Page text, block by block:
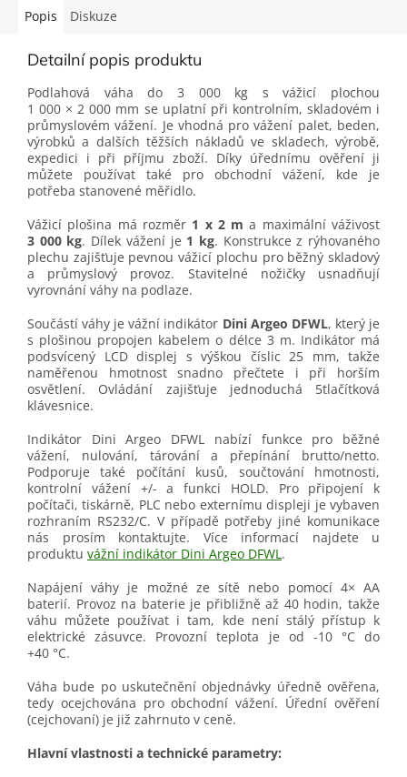
Popis Diskuze
Detailní popis produktu
Podlahová váha do 3 000 kg s vážicí plochou
1 000 × 2 000 mm se uplatní při kontrolním, skladovém i
průmyslovém vážení. Je vhodná pro vážení palet, beden,
výrobků a dalších těžších nákladů ve skladech, výrobě,
expedici i při příjmu zboží. Díky úřednímu ověření ji
můžete používat také pro obchodní vážení, kde je
potřeba stanovené měřidlo.
Vážicí plošina má rozměr 1 x 2 m a maximální váživost
3 000 kg. Dílek vážení je 1 kg. Konstrukce z rýhovaného
plechu zajišťuje pevnou vážicí plochu pro běžný skladový
a průmyslový provoz. Stavitelné nožičky usnadňují
vyrovnání váhy na podlaze.
Součástí váhy je vážní indikátor Dini Argeo DFWL, který je
s plošinou propojen kabelem o délce 3 m. Indikátor má
podsvícený LCD displej s výškou číslic 25 mm, takže
naměřenou hmotnost snadno přečtete i při horším
osvětlení. Ovládání zajišťuje jednoduchá 5tlačítková
klávesnice.
Indikátor Dini Argeo DFWL nabízí funkce pro běžné
vážení, nulování, tárování a přepínání brutto/netto.
Podporuje také počítání kusů, součtování hmotnosti,
kontrolní vážení +/- a funkci HOLD. Pro připojení k
počítači, tiskárně, PLC nebo externímu displeji je vybaven
rozhraním RS232/C. V případě potřeby jiné komunikace
nás prosím kontaktujte. Více informací najdete u
produktu vážní indikátor Dini Argeo DFWL.
Napájení váhy je možné ze sítě nebo pomocí 4× AA
baterií. Provoz na baterie je přibližně až 40 hodin, takže
váhu můžete používat i tam, kde není stálý přístup k
elektrické zásuvce. Provozní teplota je od -10 °C do
+40 °C.
Váha bude po uskutečnění objednávky úředně ověřena,
tedy ocejchována pro obchodní vážení. Úřední ověření
(cejchovaní) je již zahrnuto v ceně.
Hlavní vlastnosti a technické parametry: